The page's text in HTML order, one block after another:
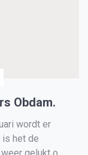
Obdam.
wordt er
is het de